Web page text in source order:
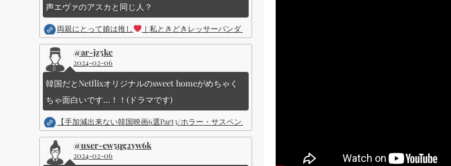
声エヴァのアスカと同じ人？
両親にとって娘は推し ｜私ときどきレッサーパンダ ｜Disney (ディズニープラス）
@ar-jz5kc
2024-02-06
韓国だとNetflixオリジナルのsweet homeがめちゃく
ちゃ面白いです...！！(ドラマです)
【手加減出来ない韓国映画6選Part3/ホラー・サスペンス・ノワール】韓国至上の《最凶の悪》が登場する韓国映画。
@user-ew5qg2yw6k
2024-02-06